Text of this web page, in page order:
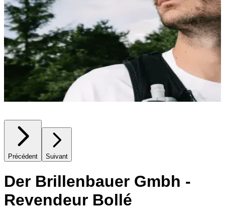
Précédent Suivant
Der Brillenbauer Gmbh -
Revendeur Bollé